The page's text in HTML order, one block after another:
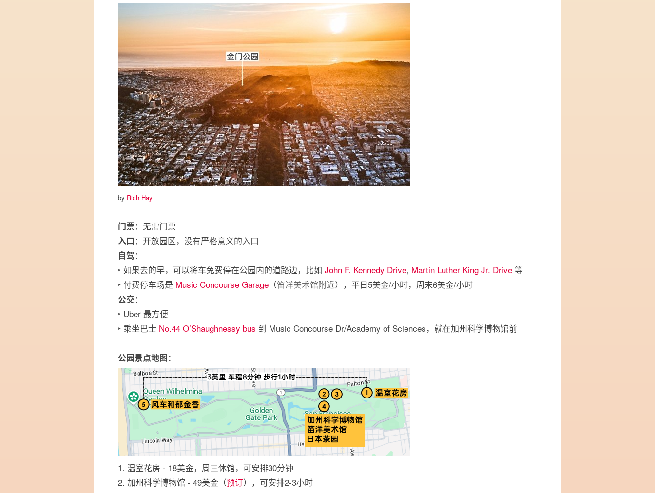
by Rich Hay
门票：无需门票
入口：开放园区，没有严格意义的入口
自驾：
‣ 如果去的早，可以将车免费停在公园内的道路边，比如 John F. Kennedy Drive, Martin Luther King Jr. Drive 等
‣ 付费停车场是 Music Concourse Garage （笛洋美术馆附近），平日5美金/小时，周末6美金/小时
公交：
‣ Uber 最方便
‣ 乘坐巴士 No.44 O’Shaughnessy bus 到 Music Concourse Dr/Academy of Sciences，就在加州科学博物馆前
公园景点地图：
1. 温室花房 - 18美金，周三休馆，可安排30分钟
2. 加州科学博物馆 - 49美金（预订），可安排2-3小时